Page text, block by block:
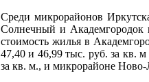
Среди микрорайонов
Солнечный и Академгородок
стоимость жилья в
47,40 и 46,99 тыс. руб. за кв.
за кв. м., и микрорайоне